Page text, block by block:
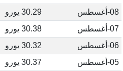
08-أغسطس
30.29 يورو
07-أغسطس
30.38 يورو
06-أغسطس
30.32 يورو
05-أغسطس
30.37 يورو